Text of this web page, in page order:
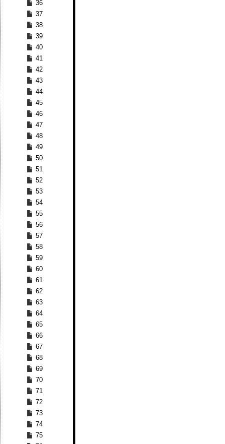
36
37
38
39
40
41
42
43
44
45
46
47
48
49
50
51
52
53
54
55
56
57
58
59
60
61
62
63
64
65
66
67
68
69
70
71
72
73
74
75